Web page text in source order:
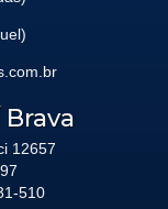
12657
510